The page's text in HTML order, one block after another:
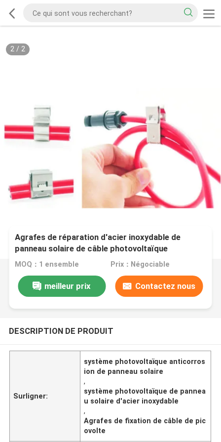
2/ 2
Agrafes de réparation d'acier inoxydable de
panneau solaire de câble photovoltaïque
anticorrosion du système picovolte
MOQ：1 ensemble Prix：Négociable
meilleur prix Contactez nous
DESCRIPTION DE PRODUIT
Surligner:
système photovoltaïque anticorros
ion de panneau solaire
,
système photovoltaïque de pannea
u solaire d'acier inoxydable
,
Agrafes de fixation de câble de pic
ovolte